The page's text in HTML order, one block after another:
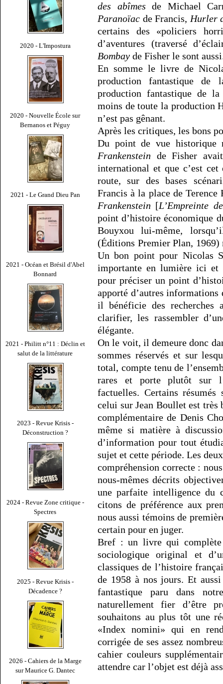
2020 - L'Impostura
2020 - Nouvelle École sur
Bernanos et Péguy
2021 - Le Grand Dieu Pan
2021 - Océan et Brésil d'Abel
Bonnard
2021 - Philitt n°11 : Déclin et
salut de la littérature
2023 - Revue Krisis -
Déconstruction ?
2024 - Revue Zone critique -
Spectres
2025 - Revue Krisis -
Décadence ?
2026 - Cahiers de la Marge
sur Maurice G. Dantec
des abîmes de Michael
Paranoïac de Francis, Hurler
certains des «policiers
d’aventures (traversé
Bombay de Fisher le sont
En somme le livre de
production fantastique
production fantastique de
moins de toute la production
n’est pas gênant.
Après les critiques, les bons
Du point de vue historique
Frankenstein de Fisher
international et que c’est
route, sur des bases
Francis à la place de
Frankenstein [L’Empreinte
point d’histoire économique
Bouyxou lui-même,
(Éditions Premier Plan, 1969)
Un bon point pour Nicolas
importante en lumière ici et
pour préciser un point
apporté d’autres informations
il bénéficie des recherches
clarifier, les rassembler
élégante.
On le voit, il demeure donc
sommes réservés et sur
total, compte tenu de
rares et porte plutôt sur
factuelles. Certains
celui sur Jean Boullet est
complémentaire de Denis
même si matière à
d’information pour tout
sujet et cette période. Les
compréhension correcte :
nous-mêmes décrits
une parfaite intelligence du
citons de préférence aux
nous aussi témoins de
certain pour en juger.
Bref : un livre qui
sociologique original et
classiques de l’histoire
de 1958 à nos jours. Et
fantastique paru dans
naturellement fier d’être
souhaitons au plus tôt une
«Index nomini» qui en
corrigée de ses assez
cahier couleurs
attendre car l’objet est déjà